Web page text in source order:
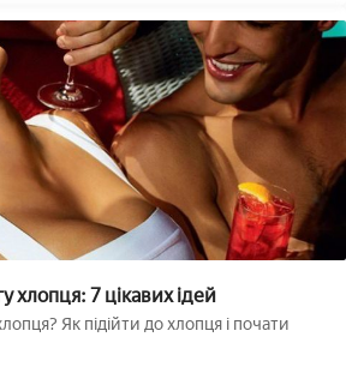
хлопця: 7 цікавих ідей
Як підійти до хлопця і почати